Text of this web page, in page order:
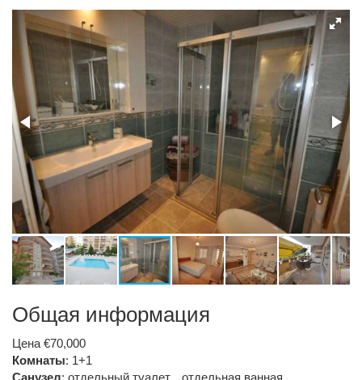
Общая информация
Цена €70,000
Комнаты: 1+1
Санузел: отдельный туалет
отдельная ванная